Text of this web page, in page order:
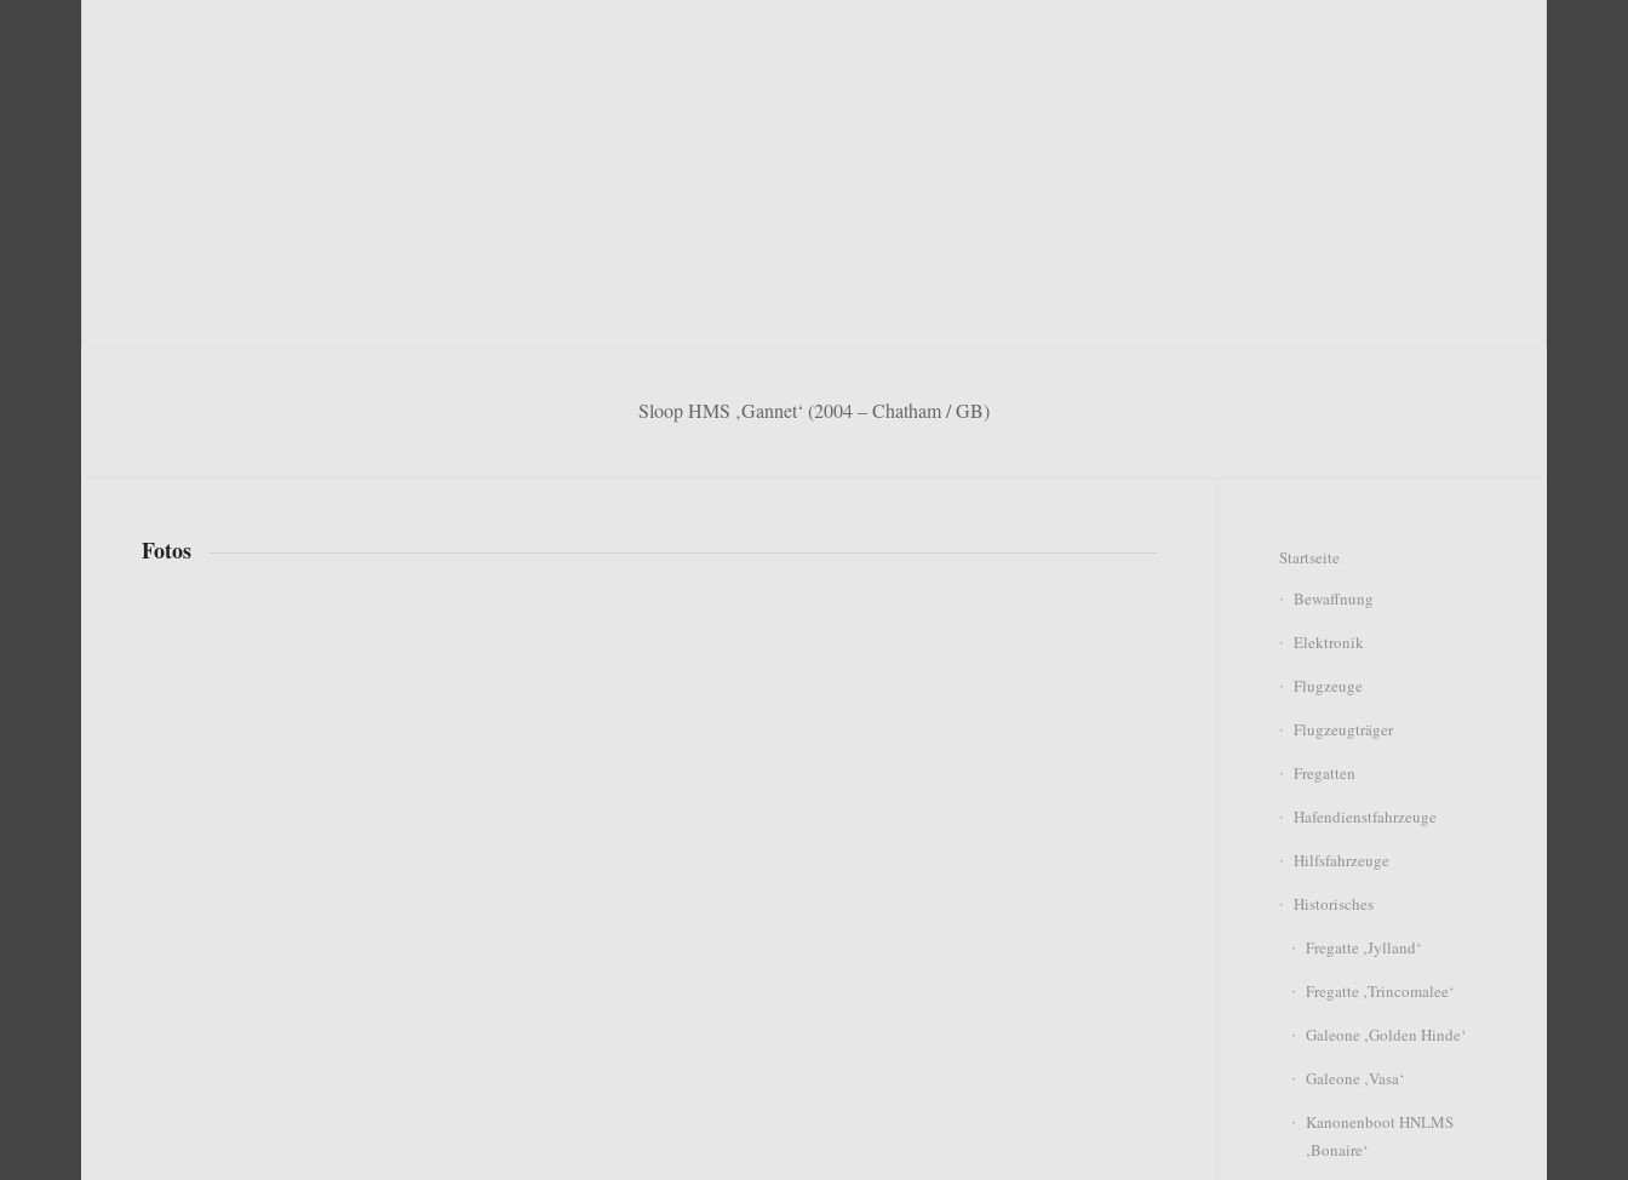
Sloop HMS ‚Gannet‘ (2004 – Chatham / GB)
Fotos
Startseite
Bewaffnung
Elektronik
Flugzeuge
Flugzeugträger
Fregatten
Hafendienstfahrzeuge
Hilfsfahrzeuge
Historisches
Fregatte ‚Jylland‘
Fregatte ‚Trincomalee‘
Galeone ‚Golden Hinde‘
Galeone ‚Vasa‘
Kanonenboot HNLMS
‚Bonaire‘